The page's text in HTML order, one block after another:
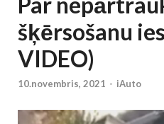
šķērsošanu
VIDEO)
10.novembris, 2021 - iAuto